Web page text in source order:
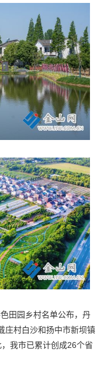
田园乡村名单公布，丹
庄村白沙和扬中市新坝镇
我市已累计创成26个省